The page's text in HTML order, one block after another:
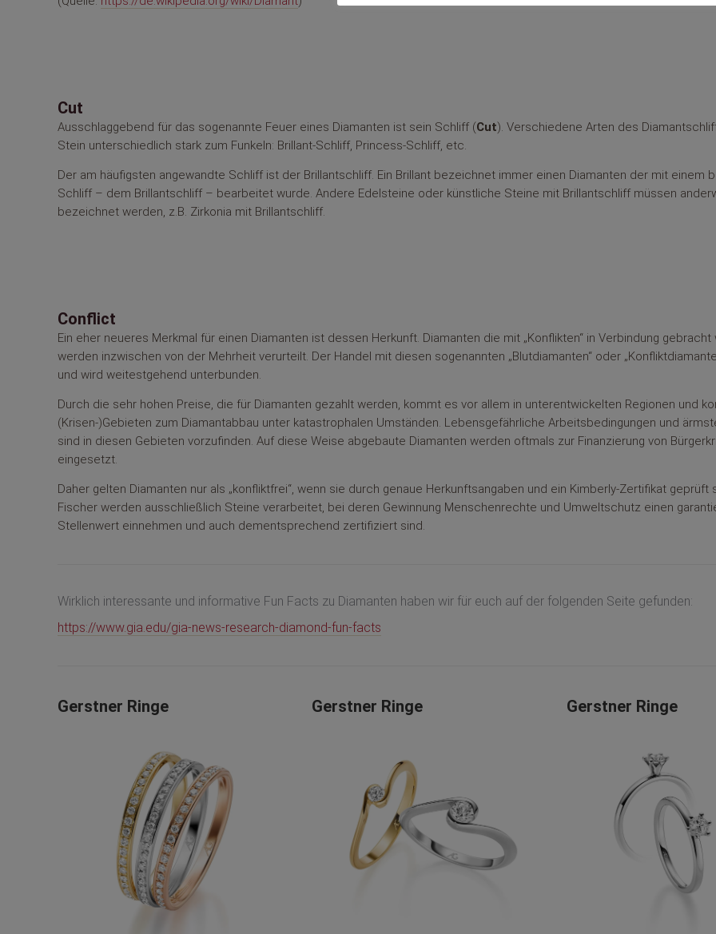
Cut
Ausschlaggebend für das sogenannte Feuer eines Diamanten ist sein Schliff (Cut). Verschiedene Arten des
Stein unterschiedlich stark zum Funkeln: Brillant-Schliff, Princess-Schliff, etc.
Der am häufigsten angewandte Schliff ist der Brillantschliff. Ein Brillant bezeichnet immer einen Diamanten der mit einem
Schliff – dem Brillantschliff – bearbeitet wurde. Andere Edelsteine oder künstliche Steine mit Brillantschliff müssen
bezeichnet werden, z.B. Zirkonia mit Brillantschliff.
Conflict
Ein eher neueres Merkmal für einen Diamanten ist dessen Herkunft. Diamanten die mit „Konflikten“ in Verbindung gebracht
werden inzwischen von der Mehrheit verurteilt. Der Handel mit diesen sogenannten „Blutdiamanten“ oder
und wird weitestgehend unterbunden.
Durch die sehr hohen Preise, die für Diamanten gezahlt werden, kommt es vor allem in unterentwickelten Regionen und
(Krisen-)Gebieten zum Diamantabbau unter katastrophalen Umständen. Lebensgefährliche Arbeitsbedingungen und
sind in diesen Gebieten vorzufinden. Auf diese Weise abgebaute Diamanten werden oftmals zur Finanzierung von
eingesetzt.
Daher gelten Diamanten nur als „konfliktfrei“, wenn sie durch genaue Herkunftsangaben und ein Kimberly-Zertifikat geprüft
Fischer werden ausschließlich Steine verarbeitet, bei deren Gewinnung Menschenrechte und Umweltschutz einen
Stellenwert einnehmen und auch dementsprechend zertifiziert sind.
Wirklich interessante und informative Fun Facts zu Diamanten haben wir für euch auf der folgenden Seite gefunden:
https://www.gia.edu/gia-news-research-diamond-fun-facts
Gerstner Ringe Gerstner Ringe Gerstner Ringe